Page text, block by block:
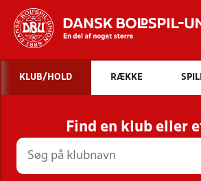
STILLINGER, RESULTATER,
HOLD
KLUB/HOLD RÆKKE
Find en klub eller